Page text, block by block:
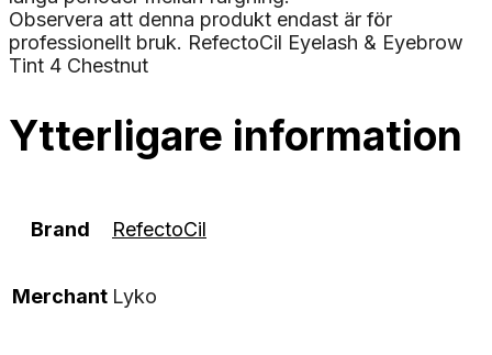
Observera att denna produkt endast är för
professionellt bruk. RefectoCil Eyelash & Eyebrow
Tint 4 Chestnut
Ytterligare information
Brand RefectoCil
Merchant Lyko